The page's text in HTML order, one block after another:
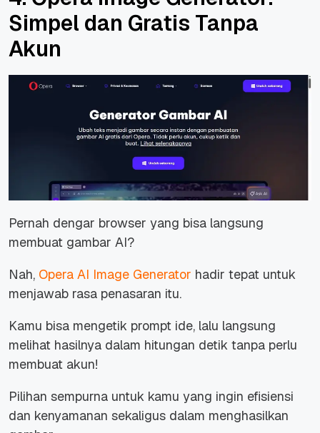
Simpel dan Gratis Tanpa
Akun
Pernah dengar browser yang bisa langsung
membuat gambar AI?
Nah, Opera AI Image Generator hadir tepat untuk
menjawab rasa penasaran itu.
Kamu bisa mengetik prompt ide, lalu langsung
melihat hasilnya dalam hitungan detik tanpa perlu
membuat akun!
Pilihan sempurna untuk kamu yang ingin efisiensi
dan kenyamanan sekaligus dalam menghasilkan